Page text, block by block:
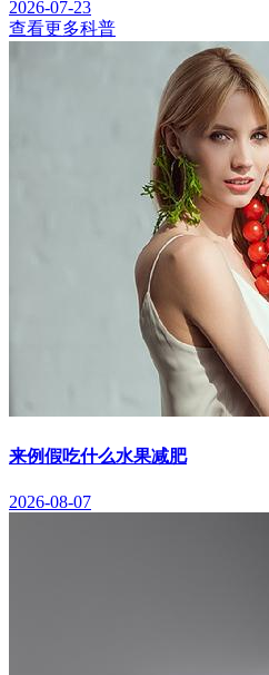
2026-07-23
查看更多科普
来例假吃什么水果减肥
2026-08-07